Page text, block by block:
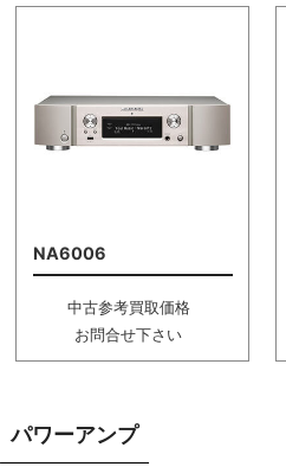
NA6006
中古参考買取価格
お問合せ下さい
パワーアンプ